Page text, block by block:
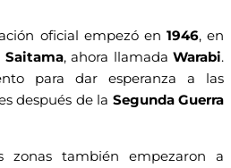
oficial empezó en 1946, en
Saitama, ahora llamadaWarabi.
para dar esperanza a las
después de la Segunda Guerra
zonas también empezaron a